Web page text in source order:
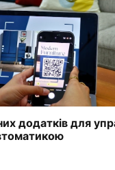
додатків для